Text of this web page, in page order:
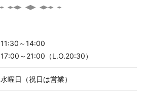
11:30～14:00
17:00～21:00（L.O.20:30）
水曜日（祝日は営業）